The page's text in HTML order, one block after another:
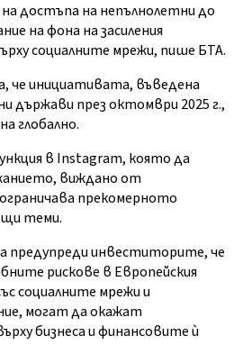
достъпа на непълнолетни до
на фона на засиления
социалните мрежи, пише БТА.
че инициативата, въведена
държави през октомври 2025 г.,
глобално.
в Instagram, която да
виждано от
прекомерното
теми.
предупреди инвеститорите, че
рискове в Европейския
социалните мрежи и
могат да окажат
бизнеса и финансовите ѝ